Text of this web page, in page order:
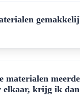
materialen
elkaar, krijg ik dan